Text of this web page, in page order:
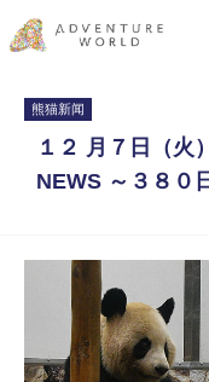
熊猫新闻
１２ 月７日（火
NEWS ～３８０